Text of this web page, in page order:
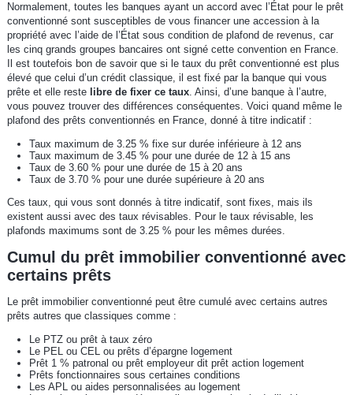
Normalement, toutes les banques ayant un accord avec l’État pour le prêt
conventionné sont susceptibles de vous financer une accession à la
propriété avec l’aide de l’État sous condition de plafond de revenus, car
les cinq grands groupes bancaires ont signé cette convention en France.
Il est toutefois bon de savoir que si le taux du prêt conventionné est plus
élevé que celui d’un crédit classique, il est fixé par la banque qui vous
prête et elle reste libre de fixer ce taux. Ainsi, d’une banque à l’autre,
vous pouvez trouver des différences conséquentes. Voici quand même le
plafond des prêts conventionnés en France, donné à titre indicatif :
Taux maximum de 3.25 % fixe sur durée inférieure à 12 ans
Taux maximum de 3.45 % pour une durée de 12 à 15 ans
Taux de 3.60 % pour une durée de 15 à 20 ans
Taux de 3.70 % pour une durée supérieure à 20 ans
Ces taux, qui vous sont donnés à titre indicatif, sont fixes, mais ils
existent aussi avec des taux révisables. Pour le taux révisable, les
plafonds maximums sont de 3.25 % pour les mêmes durées.
Cumul du prêt immobilier conventionné avec
certains prêts
Le prêt immobilier conventionné peut être cumulé avec certains autres
prêts autres que classiques comme :
Le PTZ ou prêt à taux zéro
Le PEL ou CEL ou prêts d’épargne logement
Prêt 1 % patronal ou prêt employeur dit prêt action logement
Prêts fonctionnaires sous certaines conditions
Les APL ou aides personnalisées au logement